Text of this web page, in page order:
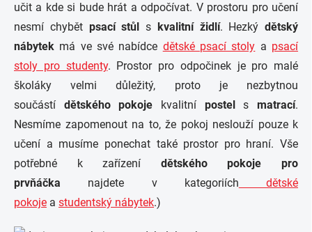
učit a kde si bude hrát a odpočívat. V prostoru pro učení
nesmí chybět psací stůl s kvalitní židlí. Hezký dětský
nábytek má ve své nabídce dětské psací stoly a psací
stoly pro studenty. Prostor pro odpočinek je pro malé
školáky velmi důležitý, proto je nezbytnou
součástí dětského pokoje kvalitní postels matrací.
Nesmíme zapomenout na to, že pokoj neslouží pouze k
učení a musíme ponechat také prostor pro hraní. Vše
potřebné k zařízení dětského pokoje pro
prvňáčka najdete v kategoriích dětské
pokoje a studentský nábytek.)